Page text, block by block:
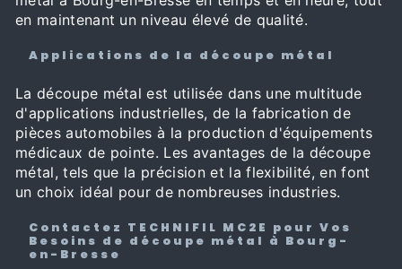
en maintenant un niveau élevé de qualité.
Applications de la découpe métal
La découpe métal est utilisée dans une multitude
d'applications industrielles, de la fabrication de
pièces automobiles à la production d'équipements
médicaux de pointe. Les avantages de la découpe
métal, tels que la précision et la flexibilité, en font
un choix idéal pour de nombreuses industries.
Contactez TECHNIFIL MC2E pour Vos
Besoins de découpe métal à Bourg-
en-Bresse